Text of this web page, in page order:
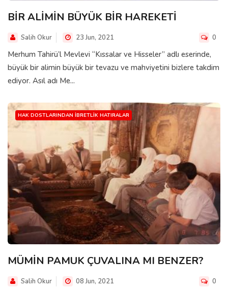
BİR ALİMİN BÜYÜK BİR HAREKETİ
Salih Okur 23 Jun, 2021 0
Merhum Tahirü’l Mevlevi “Kıssalar ve Hisseler” adlı eserinde,
büyük bir alimin büyük bir tevazu ve mahviyetini bizlere takdim
ediyor. Asıl adı Me...
HAK DOSTLARINDAN İBRETLIK HATIRALAR
MÜMİN PAMUK ÇUVALINA MI BENZER?
Salih Okur 08 Jun, 2021 0